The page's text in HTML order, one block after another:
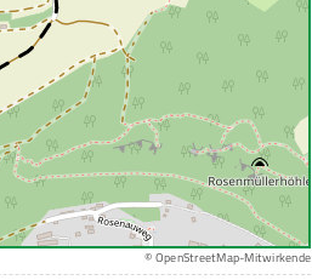
© OpenStreetMap-Mitwirkende